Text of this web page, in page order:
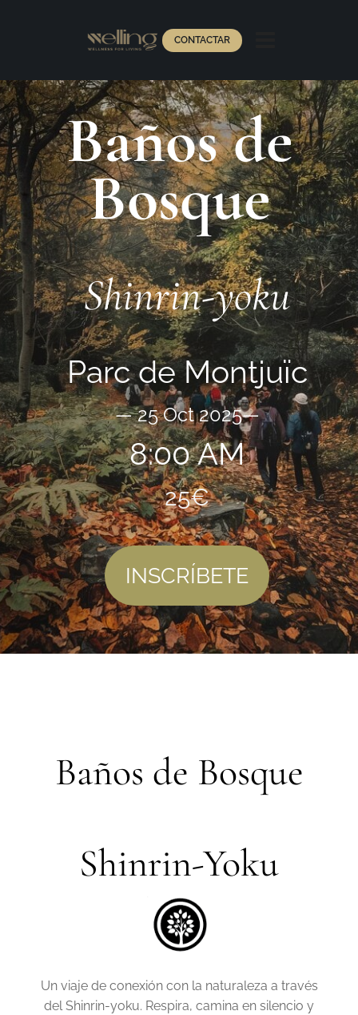
CONTACTAR
Baños de
Bosque
Shinrin-yoku
Parc de Montjuïc
— 25 Oct 2025—
8:00 AM
25€
INSCRÍBETE
Baños de Bosque
Shinrin-Yoku
Un viaje de conexión con la naturaleza a través
del Shinrin-yoku. Respira, camina en silencio y